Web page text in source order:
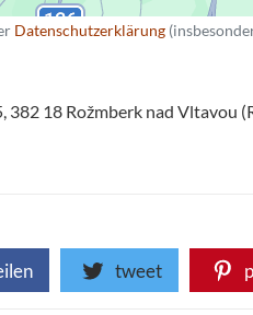
Datenschutzerklärung
382 18 Rožmberk nad Vltavou
tweet